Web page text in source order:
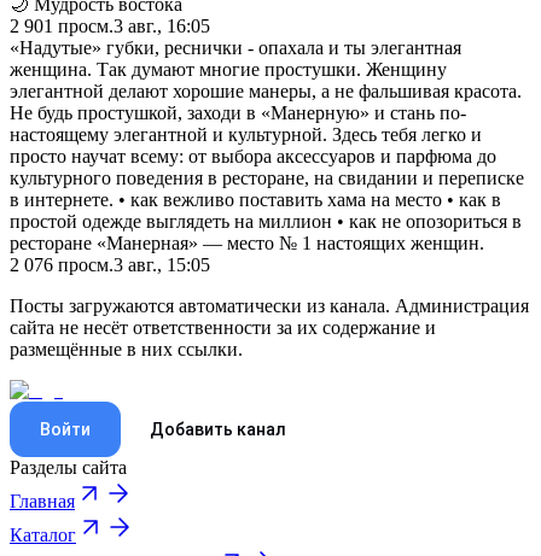
2 901 просм.3 авг., 16:05
«Надутые» губки, реснички - опахала и ты элегантная
женщина. Так думают многие простушки. Женщину
элегантной делают хорошие манеры, а не фальшивая красота.
Не будь простушкой, заходи в «Манерную» и стань по-
настоящему элегантной и культурной. Здесь тебя легко и
просто научат всему: от выбора аксессуаров и парфюма до
культурного поведения в ресторане, на свидании и переписке
в интернете. • как вежливо поставить хама на место • как в
простой одежде выглядеть на миллион • как не опозориться в
ресторане «Манерная» — место № 1 настоящих женщин.
2 076 просм.3 авг., 15:05
Посты загружаются автоматически из канала. Администрация
сайта не несёт ответственности за их содержание и
размещённые в них ссылки.
Войти Добавить канал
Разделы сайта
Главная
Каталог